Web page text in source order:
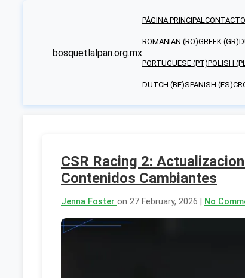
bosquetlalpan.org.mx
PÁGINA PRINCIPALCONTACTO
ROMANIAN (RO)GREEK (GR)
PORTUGUESE (PT)POLISH
DUTCH (BE)SPANISH (ES)
CSR Racing 2:
Contenidos Cambiantes
Jenna Foster on 27 February, 2026 | No